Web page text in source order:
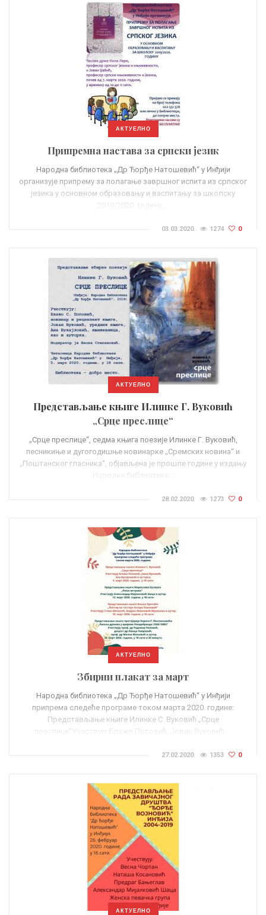
АКТУЕЛНО
Припремна настава за српски језик
Народна библиотека „Др Ђорђе Натошевић“ у Инђији
организује припрему за полагање завршног испита из српског
језика у основном образовању и васпитању за школску
2019/2020. годину.…
03.03.2020. 1274 0
АКТУЕЛНО
Представљање књиге Илинке Г. Вуковић
„Срце преслице“
„Срце преслице“, седма књига поезије Илинке Г. Вуковић,
песникиње и дугогодишње новинарке „Сремских новина“ и
„Поштанског гласника“, објављена је прошле године у издању
Народне библиотеке…
28.02.2020. 1273 0
АКТУЕЛНО
Збирни плакат за март
Народна библиотека „Др Ђорђе Натошевић“ у Инђији
припрема следеће програме током марта 2020. године:
Представљање књиге Илинке С. Вуковић „Срце
преслице“Учествују Блажо Поповић, Јован Вуковић,…
27.02.2020. 1353 0
АКТУЕЛНО